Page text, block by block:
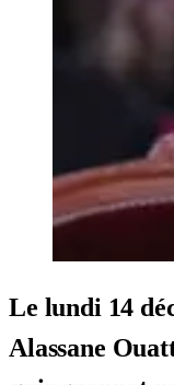
Le lundi 14
Alassane